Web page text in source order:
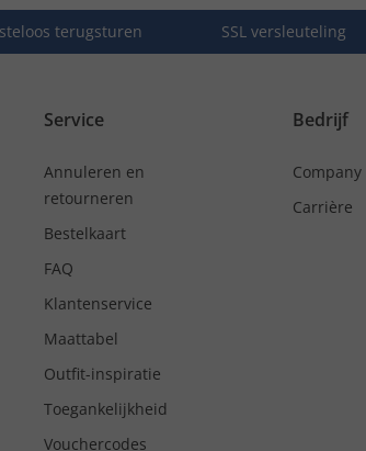
terugsturen SSL versleuteling
Service
Annuleren en
retourneren
Bestelkaart
FAQ
Klantenservice
Maattabel
Outfit-inspiratie
Toegankelijkheid
Vouchercodes
Bedrijf
Company
Carrière